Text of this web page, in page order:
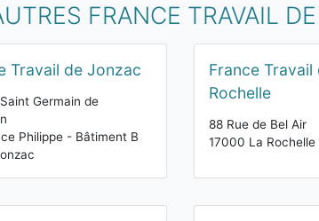
FRANCE TRAVAIL
Travail de Jonzac
Germain de
Philippe - Bâtiment B
France Travail
Rochelle
88 Rue de Bel Air
17000 La Rochelle